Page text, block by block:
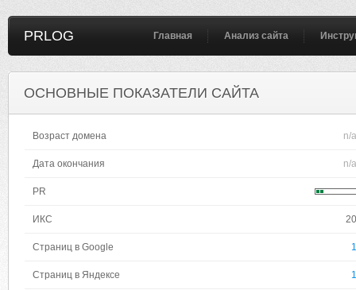
PRLOG Главная Анализ сайта
ОСНОВНЫЕ ПОКАЗАТЕЛИ САЙТА
Возраст домена n/a
Дата окончания n/a
PR
ИКС 20
Страниц в Google 1
Страниц в Яндексе 1